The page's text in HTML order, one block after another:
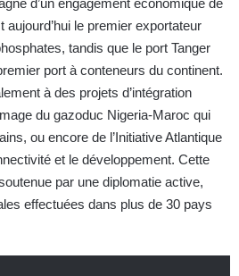
d’un engagement économique de
le premier exportateur
tandis que le port Tanger
port à conteneurs du continent.
à des projets d’intégration
du gazoduc Nigeria-Maroc qui
ou encore de l’Initiative Atlantique
et le développement. Cette
par une diplomatie active,
effectuées dans plus de 30 pays